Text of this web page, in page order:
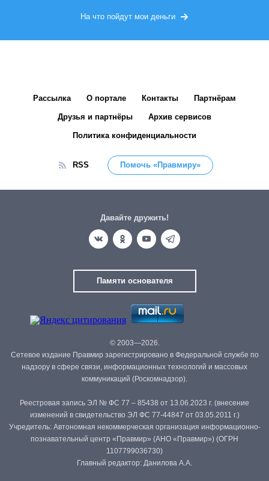
На что пойдут мои деньги
Рассылка О портале Контакты Партнёрам
Друзья и партнёры Архив сервисов
Политика конфиденциальности
RSS Помочь «Правмиру»
Давайте дружить!
Памяти основателя
© 2003—2026.
Сетевое издание Правмир зарегистрировано в Федеральной службе по
надзору в сфере связи, информационных технологий и массовых
коммуникаций (Роскомнадзор).
Реестровая запись ЭЛ № ФС 77 – 85438 от 13.06.2023 г. (внесение
изменений в свидетельство ЭЛ ФС 77-44847 от 03.05.2011 г.)
Учредитель: Автономная некоммерческая организация информационно-
познавательный центр «Правмир» (АНО «Правмир») (ОГРН
1107799036730)
Главный редактор: Данилова А.А.